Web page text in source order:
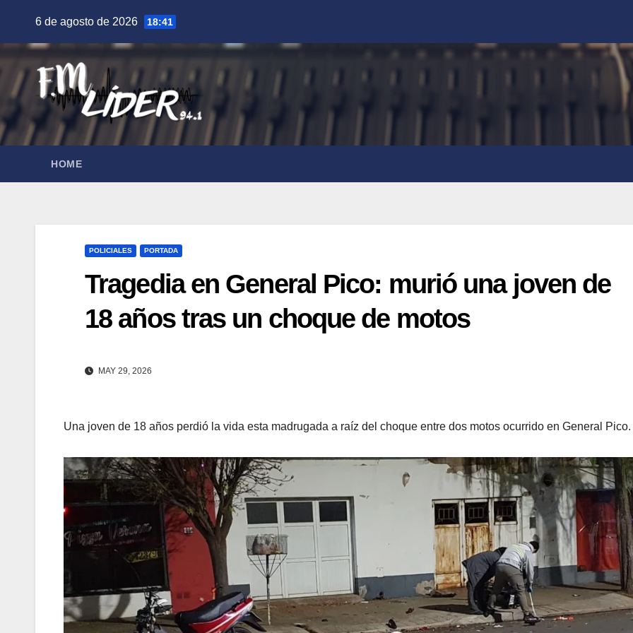
contenido
6 de agosto de 2026 18:41
HOME
POLICIALES PORTADA
Tragedia en General Pico: murió una joven de
18 años tras un choque de motos
MAY 29, 2026
Una joven de 18 años perdió la vida esta madrugada a raíz del choque entre dos motos ocurrido en General Pico.